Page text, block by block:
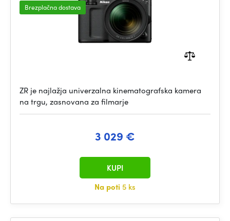
Brezplačna dostava
ZR je najlažja univerzalna kinematografska kamera
na trgu, zasnovana za filmarje
3 029 €
Na poti 5 ks
KUPI